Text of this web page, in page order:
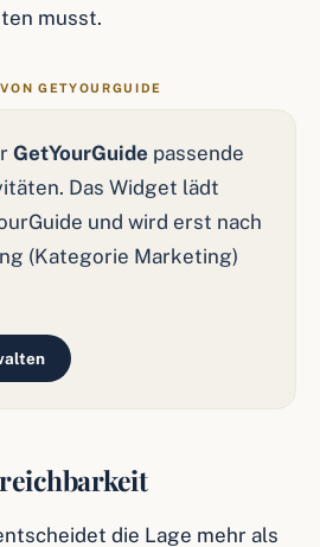
musst.
GETYOURGUIDE
GetYourGuide passende
Das Widget lädt
und wird erst nach
(Kategorie Marketing)
die Lage mehr als